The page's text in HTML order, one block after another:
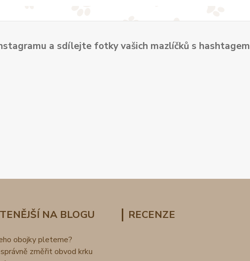
a sdílejte fotky vašich mazlíčků s hashtagem
NA BLOGU
obojky pleteme?
správně změřit obvod krku
RECENZE